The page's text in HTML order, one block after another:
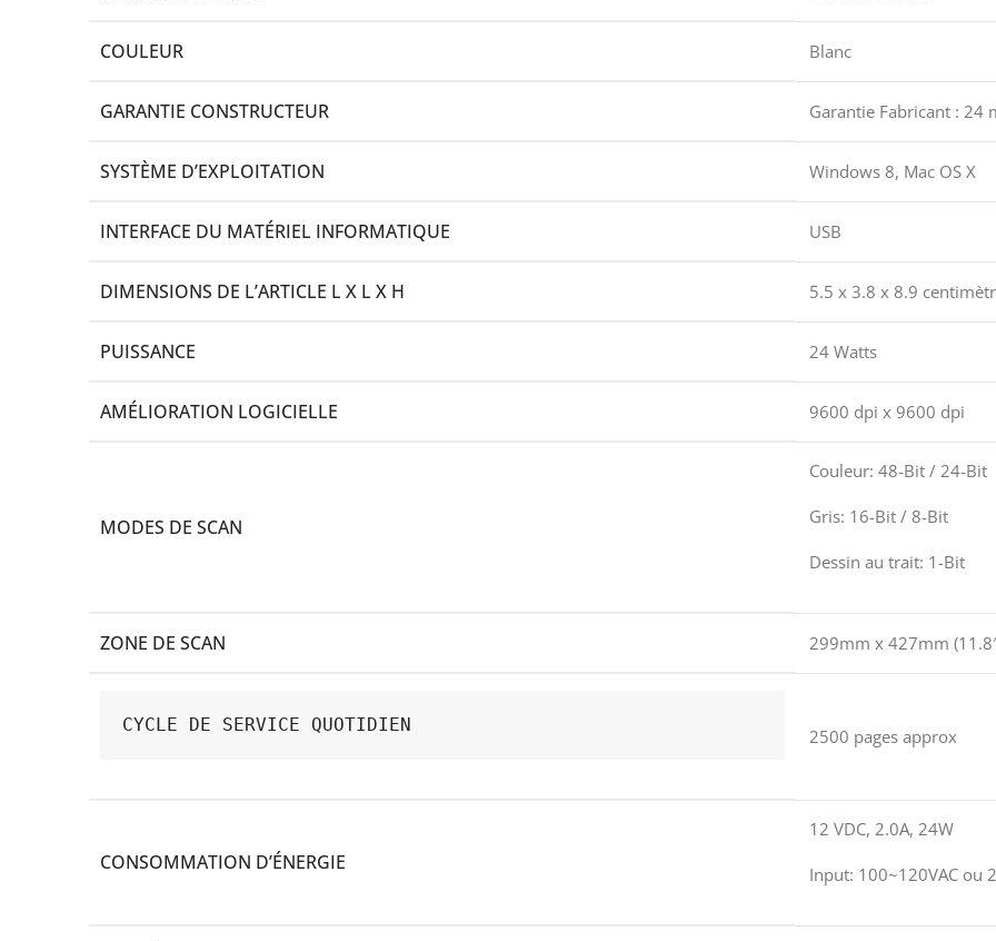
COULEUR Blanc
GARANTIE CONSTRUCTEUR Garantie Fabricant : 24
SYSTÈME D’EXPLOITATION Windows 8, Mac OS X
INTERFACE DU MATÉRIEL INFORMATIQUE USB
DIMENSIONS DE L’ARTICLE L X L X H 5.5 x 3.8 x 8.9
PUISSANCE 24 Watts
AMÉLIORATION LOGICIELLE 9600 dpi x 9600 dpi
MODES DE SCAN
Couleur: 48-Bit / 24-Bit
Gris: 16-Bit / 8-Bit
Dessin au trait: 1-Bit
ZONE DE SCAN 299mm x 427mm
CYCLE DE SERVICE QUOTIDIEN
2500 pages approx
CONSOMMATION D’ÉNERGIE
12 VDC, 2.0A, 24W
Input: 100~120VAC ou